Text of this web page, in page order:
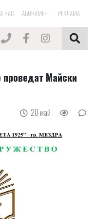
НАС АБОНАМЕНТ РЕКЛАМА
Майски
20 май